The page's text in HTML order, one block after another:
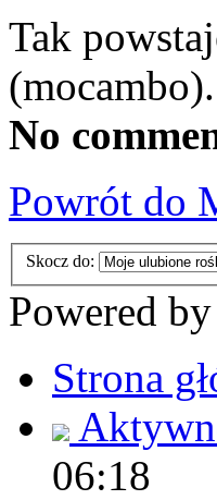
Tak
(mocambo).
No
Powrót do
Skocz do:
Powered by
Strona
06:18